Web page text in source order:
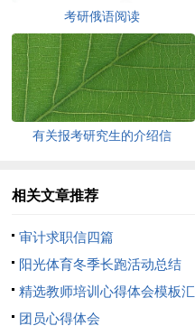
考研俄语阅读
有关报考研究生的介绍信
相关文章推荐
审计求职信四篇
阳光体育冬季长跑活动总结
精选教师培训心得体会模板汇
总8篇
团员心得体会